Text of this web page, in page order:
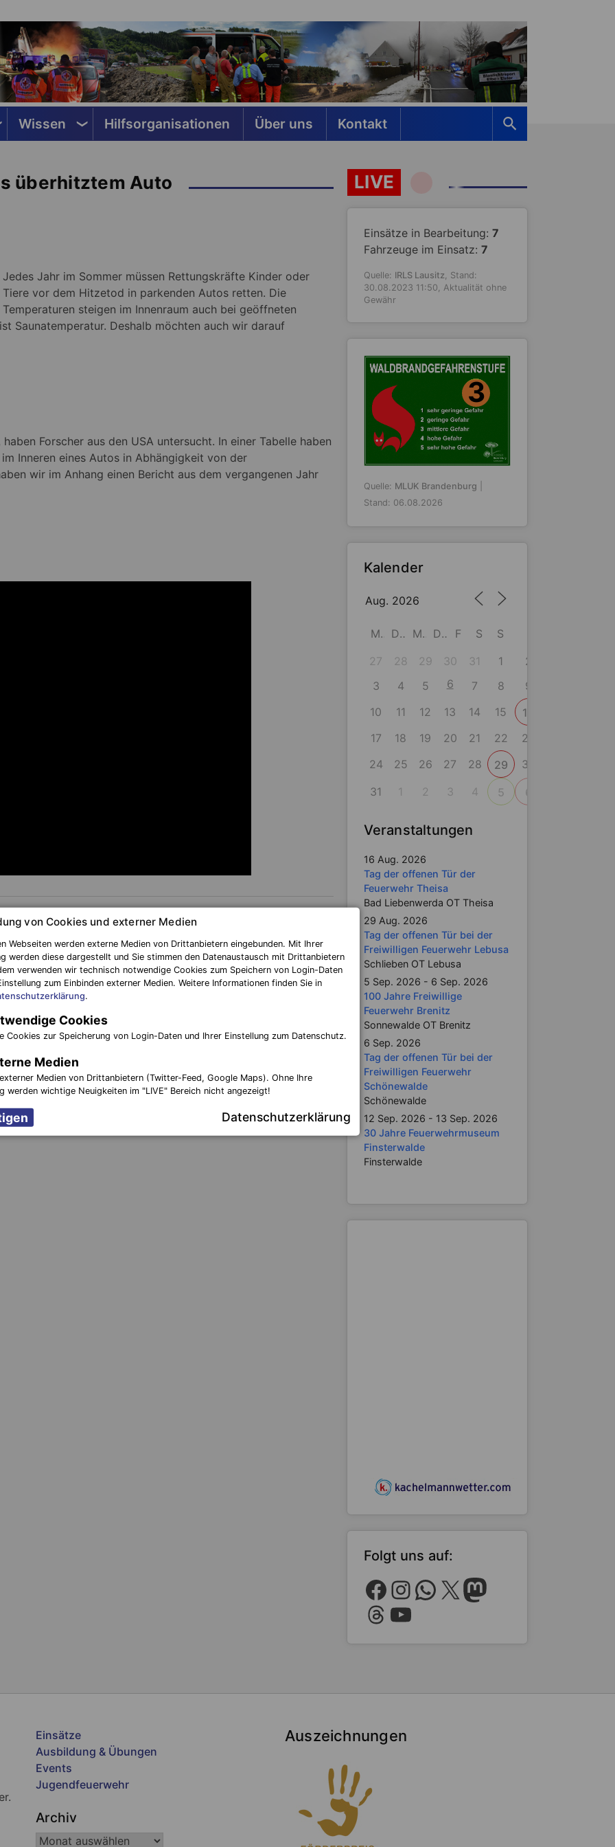
Wissen Hilfsorganisationen Über uns Kontakt
überhitztem Auto
Jedes Jahr im Sommer müssen Rettungskräfte Kinder oder
Tiere vor dem Hitzetod in parkenden Autos retten. Die
Temperaturen steigen im Innenraum auch bei geöffneten
Saunatemperatur. Deshalb möchten auch wir darauf
Forscher aus den USA untersucht. In einer Tabelle haben
Inneren eines Autos in Abhängigkeit von der
wir im Anhang einen Bericht aus dem vergangenen Jahr
Polizei bittet um Mithilfe – zwei vermisste Mädchen
aus Finsterwalde
LIVE
Einsätze in Bearbeitung: 7
Fahrzeuge im Einsatz: 7
Quelle: IRLS Lausitz, Stand:
30.08.2023 11:50, Aktualität ohne
Gewähr
3
Quelle: MLUK Brandenburg
Stand: 06.08.2026
Kalender
Aug. 2026
M D M D F S
S
27
28 29 30 31 1
2
3
4 5 6 7 8
9
10
11 12 13 14 15
16
17
18 19 20 21 22
23
24
25 26 27 28 29
30
31
1 2 3 4 5 6
Veranstaltungen
16 Aug. 2026
Tag der offenen Tür der
Feuerwehr Theisa
Bad Liebenwerda OT Theisa
29 Aug. 2026
Tag der offenen Tür bei der
Freiwilligen Feuerwehr Lebusa
Schlieben OT Lebusa
5 Sep. 2026 - 6 Sep. 2026
100 Jahre Freiwillige
Feuerwehr Brenitz
Sonnewalde OT Brenitz
6 Sep. 2026
Tag der offenen Tür bei der
Freiwilligen Feuerwehr
Schönewalde
Schönewalde
12 Sep. 2026 - 13 Sep. 2026
30 Jahre Feuerwehrmuseum
Finsterwalde
Finsterwalde
Folgt uns auf:
Facebook
Instagram
WhatsApp
X Mastodon
Threads
YouTube
Einsätze
Ausbildung & Übungen
Events
Jugendfeuerwehr
Archiv
Auszeichnungen
von Cookies und externer Medien
Webseiten werden externe Medien von Drittanbietern eingebunden. Mit Ihrer
werden diese dargestellt und Sie stimmen den Datenaustausch mit Drittanbietern
verwenden wir technisch notwendige Cookies zum Speichern von Login-Daten
zum Einbinden externer Medien. Weitere Informationen finden Sie in
.
Cookies
Cookies zur Speicherung von Login-Daten und Ihrer Einstellung zum Datenschutz.
Medien
Medien von Drittanbietern (Twitter-Feed, Google Maps). Ohne Ihre
werden wichtige Neuigkeiten im "LIVE" Bereich nicht angezeigt!
Datenschutzerklärung